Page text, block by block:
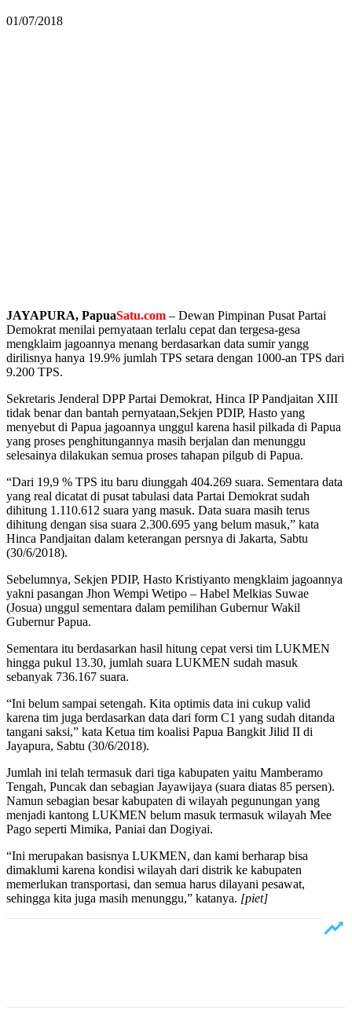
01/07/2018
JAYAPURA, PapuaSatu.com – Dewan Pimpinan Pusat Partai
Demokrat menilai pernyataan terlalu cepat dan tergesa-gesa
mengklaim jagoannya menang berdasarkan data sumir yangg
dirilisnya hanya 19.9% jumlah TPS setara dengan 1000-an TPS dari
9.200 TPS.
Sekretaris Jenderal DPP Partai Demokrat, Hinca IP Pandjaitan XIII
tidak benar dan bantah pernyataan,Sekjen PDIP, Hasto yang
menyebut di Papua jagoannya unggul karena hasil pilkada di Papua
yang proses penghitungannya masih berjalan dan menunggu
selesainya dilakukan semua proses tahapan pilgub di Papua.
“Dari 19,9 % TPS itu baru diunggah 404.269 suara. Sementara data
yang real dicatat di pusat tabulasi data Partai Demokrat sudah
dihitung 1.110.612 suara yang masuk. Data suara masih terus
dihitung dengan sisa suara 2.300.695 yang belum masuk,” kata
Hinca Pandjaitan dalam keterangan persnya di Jakarta, Sabtu
(30/6/2018).
Sebelumnya, Sekjen PDIP, Hasto Kristiyanto mengklaim jagoannya
yakni pasangan Jhon Wempi Wetipo – Habel Melkias Suwae
(Josua) unggul sementara dalam pemilihan Gubernur Wakil
Gubernur Papua.
Sementara itu berdasarkan hasil hitung cepat versi tim LUKMEN
hingga pukul 13.30, jumlah suara LUKMEN sudah masuk
sebanyak 736.167 suara.
“Ini belum sampai setengah. Kita optimis data ini cukup valid
karena tim juga berdasarkan data dari form C1 yang sudah ditanda
tangani saksi,” kata Ketua tim koalisi Papua Bangkit Jilid II di
Jayapura, Sabtu (30/6/2018).
Jumlah ini telah termasuk dari tiga kabupaten yaitu Mamberamo
Tengah, Puncak dan sebagian Jayawijaya (suara diatas 85 persen).
Namun sebagian besar kabupaten di wilayah pegunungan yang
menjadi kantong LUKMEN belum masuk termasuk wilayah Mee
Pago seperti Mimika, Paniai dan Dogiyai.
“Ini merupakan basisnya LUKMEN, dan kami berharap bisa
dimaklumi karena kondisi wilayah dari distrik ke kabupaten
memerlukan transportasi, dan semua harus dilayani pesawat,
sehingga kita juga masih menunggu,” katanya. [piet]